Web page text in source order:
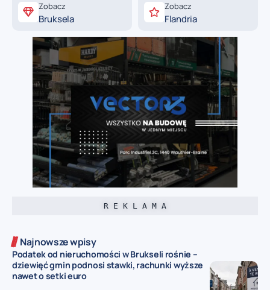
Zobacz
Bruksela
Zobacz
Flandria
R E K L A M A
Najnowsze wpisy
Podatek od nieruchomości w Brukseli rośnie –
dziewięć gmin podnosi stawki, rachunki wyższe
nawet o setki euro